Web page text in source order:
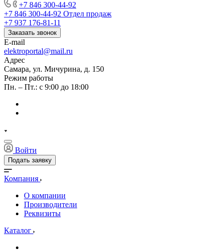
+7 846 300-44-92
+7 846 300-44-92 Отдел продаж
+7 937 176-81-11
Заказать звонок
E-mail
elektroportal@mail.ru
Адрес
Самара, ул. Мичурина, д. 150
Режим работы
Пн. – Пт.: с 9:00 до 18:00
Войти
Подать заявку
Компания
О компании
Производители
Реквизиты
Каталог